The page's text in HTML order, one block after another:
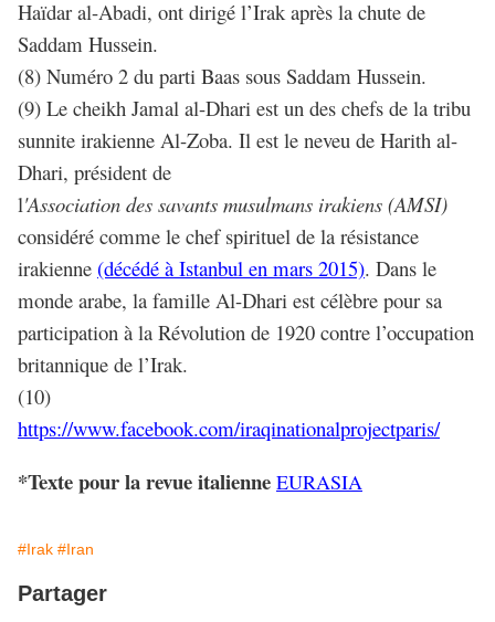
Haïdar al-Abadi, ont dirigé l’Irak après la chute de
Saddam Hussein.
(8) Numéro 2 du parti Baas sous Saddam Hussein.
(9) Le cheikh Jamal al-Dhari est un des chefs de la tribu
sunnite irakienne Al-Zoba. Il est le neveu de Harith al-
Dhari, président de
l'Association des savants musulmans irakiens (AMSI)
considéré comme le chef spirituel de la résistance
irakienne (décédé à Istanbul en mars 2015). Dans le
monde arabe, la famille Al-Dhari est célèbre pour sa
participation à la Révolution de 1920 contre l’occupation
britannique de l’Irak.
(10)
https://www.facebook.com/iraqinationalprojectparis/
*Texte pour la revue italienne EURASIA
#Irak #Iran
Partager